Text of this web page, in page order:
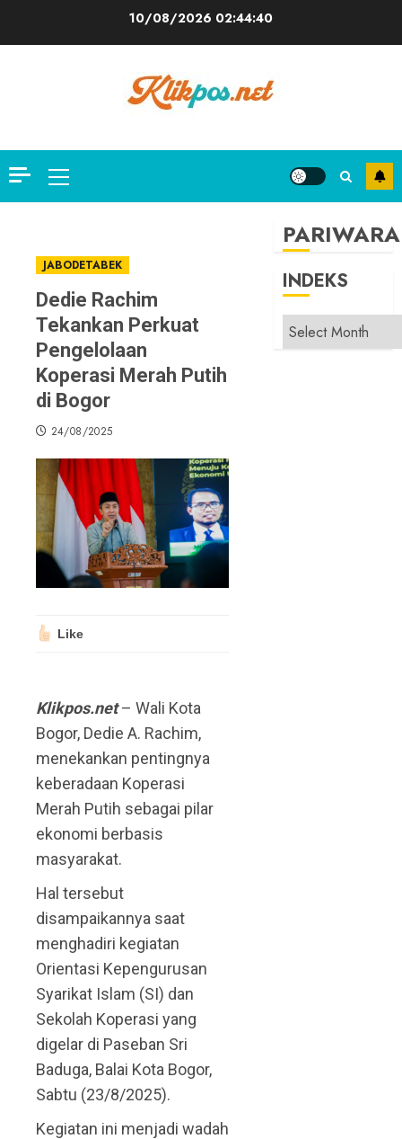
10/08/202602:44:41
Primary
Menu
JABODETABEK
Dedie Rachim
Tekankan Perkuat
Pengelolaan
Koperasi Merah Putih
di Bogor
24/08/2025
Like
Klikpos.net– Wali Kota
Bogor, Dedie A. Rachim,
menekankan pentingnya
keberadaan Koperasi
Merah Putih sebagai pilar
ekonomi berbasis
masyarakat.
Hal tersebut
disampaikannya saat
menghadiri kegiatan
Orientasi Kepengurusan
Syarikat Islam (SI) dan
Sekolah Koperasi yang
digelar di Paseban Sri
Baduga, Balai Kota Bogor,
Sabtu (23/8/2025).
Kegiatan ini menjadi wadah
PARIWARA
INDEKS
INDEKS